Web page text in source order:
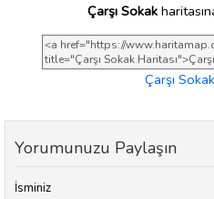
Çarşı Sokak
Çarşı
Yorumunuzu Paylaşın
İsminiz